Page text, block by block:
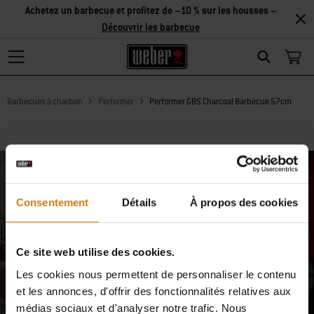
Consentement Détails À propos des cookies
Ce site web utilise des cookies.
Les cookies nous permettent de personnaliser le contenu
et les annonces, d'offrir des fonctionnalités relatives aux
médias sociaux et d'analyser notre trafic. Nous
Search
Achetez un barbecue et profitez de –10 % sur les housses –
Découvrir les barbecue
Barbecues à charbon Performer Performer GBS Charcoal Barbecue 57cm
Rejoignez notre communauté : 10
% rien que pour vous
Recevez des actualités inspirantes de notre communauté de
Inscrivez-vous dès maintenant et profitez de 10 % de réduction sur
votre première commande.